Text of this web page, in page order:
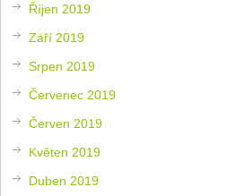
Říjen 2019
Září 2019
Srpen 2019
Červenec 2019
Červen 2019
Květen 2019
Duben 2019